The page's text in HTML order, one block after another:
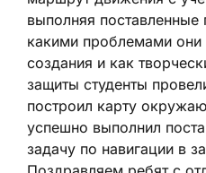
выполняя
какими проблемами они
создания и как
защиты студенты
построил карту
успешно выполнил
задачу по навигации в